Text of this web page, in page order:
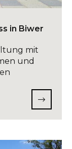
in Biwer
mit
und